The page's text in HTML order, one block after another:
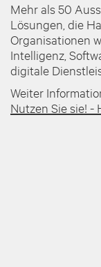
Mehr als 50
Lösungen, die
Organisationen
Intelligenz,
digitale
Weiter
Nutzen Sie sie! -